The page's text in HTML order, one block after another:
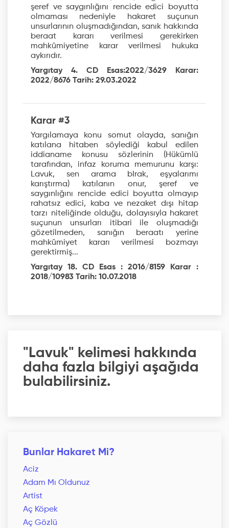
şeref ve saygınlığını rencide edici boyutta
olmaması nedeniyle hakaret suçunun
unsurlarının oluşmadığından, sanık hakkında
beraat kararı verilmesi gerekirken
mahkûmiyetine karar verilmesi hukuka
aykırıdır.
Yargıtay 4. CD Esas:2022/3629 Karar:
2022/8676 Tarih: 29.03.2022
Karar #3
Yargılamaya konu somut olayda, sanığın
katılana hitaben söylediği kabul edilen
iddianame konusu sözlerinin (Hükümlü
tarafından, infaz koruma memurunu karşı:
Lavuk, sen arama bIrak, eşyalarımı
karıştırma) katılanın onur, şeref ve
saygınlığını rencide edici boyutta olmayıp
rahatsız edici, kaba ve nezaket dışı hitap
tarzı niteliğinde olduğu, dolayısıyla hakaret
suçunun unsurları itibari ile oluşmadığı
gözetilmeden, sanığın beraatı yerine
mahkûmiyet kararı verilmesi bozmayı
gerektirmiş...
Yargıtay 18. CD Esas : 2016/8159 Karar :
2018/10983 Tarih: 10.07.2018
"Lavuk" kelimesi hakkında
daha fazla bilgiyi aşağıda
bulabilirsiniz.
Bunlar Hakaret Mi?
Aciz
Adam Mı Oldunuz
Artist
Aç Köpek
Aç Gözlü